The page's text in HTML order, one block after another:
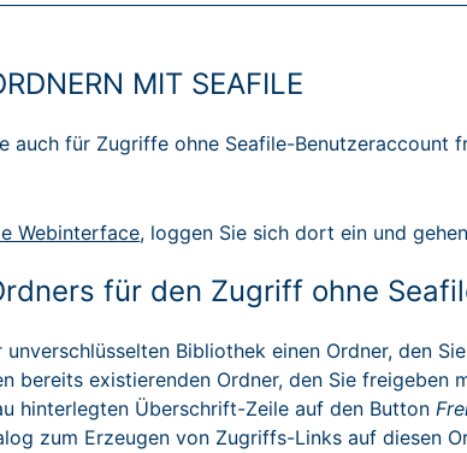
MIT SEAFILE
auch für Zugriffe ohne Seafile-Benutzeraccount
Webinterface, loggen Sie sich dort ein und
für den Zugriff ohne
unverschlüsselten Bibliothek einen Ordner, den
bereits existierenden Ordner, den Sie freigeben
hinterlegten Überschrift-Zeile auf den Button
zum Erzeugen von Zugriffs-Links auf diesen